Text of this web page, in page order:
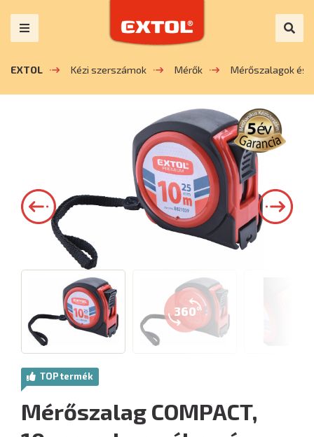
EXTOL Kézi szerszámok Mérők Mérőszalagok és
360°
TOP termék
Mérőszalag COMPACT,